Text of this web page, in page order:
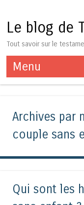
Le blog de
Tout savoir sur le
Menu
Aller au contenu
Archives par
couple sans
Qui sont les